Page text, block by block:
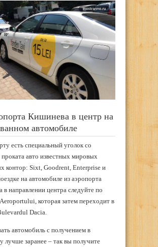
Кишинева в центр на
автомобиле
есть специальный уголок со
авто известных мировых
контор: Sixt, Goodrent, Enterprise и
на автомобиле из аэропорта
направлении центра следуйте по
которая затем переходит в
Dacia.
автомобиль с получением в
лучше заранее – так вы получите